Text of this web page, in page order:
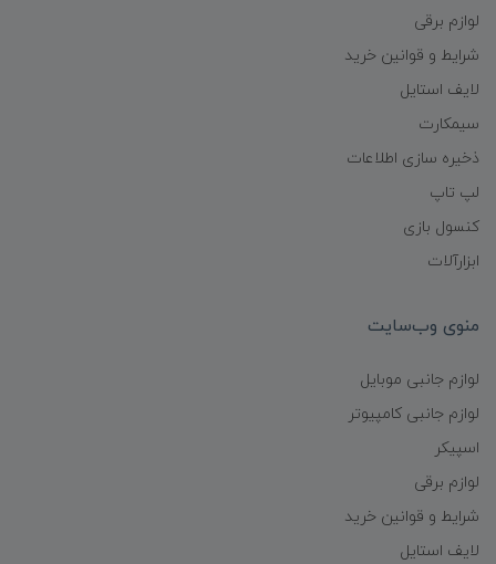
لوازم برقی
شرایط و قوانین خرید
لایف استایل
سیمکارت
ذخیره سازی اطلاعات
لپ تاپ
کنسول بازی
ابزارآلات
منوی وب‌سایت
لوازم جانبی موبایل
لوازم جانبی کامپیوتر
اسپیکر
لوازم برقی
شرایط و قوانین خرید
لایف استایل